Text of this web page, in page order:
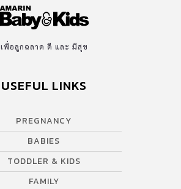
เพื่อลูกฉลาด ดี และ มีสุข
USEFUL LINKS
PREGNANCY
BABIES
TODDLER & KIDS
FAMILY